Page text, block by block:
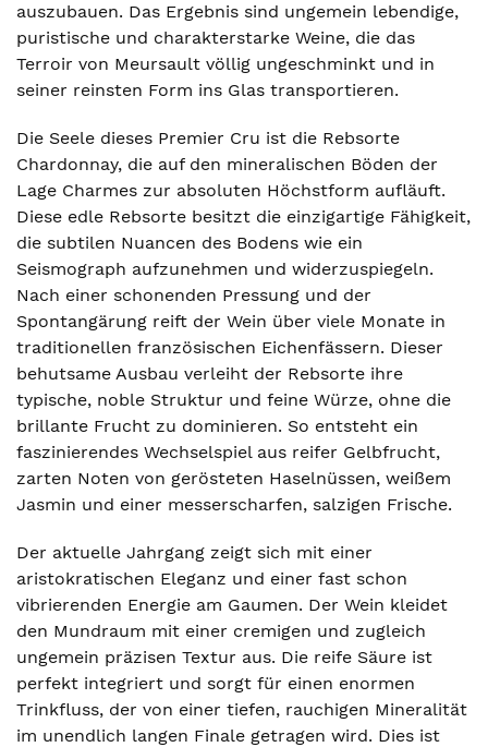
auszubauen. Das Ergebnis sind ungemein lebendige,
puristische und charakterstarke Weine, die das
Terroir von Meursault völlig ungeschminkt und in
seiner reinsten Form ins Glas transportieren.
Die Seele dieses Premier Cru ist die Rebsorte
Chardonnay, die auf den mineralischen Böden der
Lage Charmes zur absoluten Höchstform aufläuft.
Diese edle Rebsorte besitzt die einzigartige Fähigkeit,
die subtilen Nuancen des Bodens wie ein
Seismograph aufzunehmen und widerzuspiegeln.
Nach einer schonenden Pressung und der
Spontangärung reift der Wein über viele Monate in
traditionellen französischen Eichenfässern. Dieser
behutsame Ausbau verleiht der Rebsorte ihre
typische, noble Struktur und feine Würze, ohne die
brillante Frucht zu dominieren. So entsteht ein
faszinierendes Wechselspiel aus reifer Gelbfrucht,
zarten Noten von gerösteten Haselnüssen, weißem
Jasmin und einer messerscharfen, salzigen Frische.
Der aktuelle Jahrgang zeigt sich mit einer
aristokratischen Eleganz und einer fast schon
vibrierenden Energie am Gaumen. Der Wein kleidet
den Mundraum mit einer cremigen und zugleich
ungemein präzisen Textur aus. Die reife Säure ist
perfekt integriert und sorgt für einen enormen
Trinkfluss, der von einer tiefen, rauchigen Mineralität
im unendlich langen Finale getragen wird. Dies ist